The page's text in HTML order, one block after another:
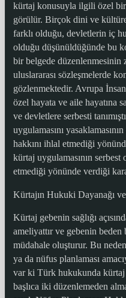
kürtaj konusuyla ilgili özel
görülür. Birçok dini ve
farklı olduğu, devletlerin iç
olduğu düşünüldüğünde bu
bir belgede düzenlenmesinin
uluslararası sözleşmelerde
gözlenmektedir. Avrupa
özel hayata ve aile hayatına
ve devletlere serbesti
uygulamasını
hakkını ihlal etmediği
kürtaj uygulamasının serbest
etmediği yönünde verdiği
Kürtajın Hukuki Dayanağı
Kürtaj gebenin sağlığı
ameliyattır ve gebenin
müdahale oluşturur. Bu
ya da nüfus planlaması
var ki Türk hukukunda kürtaj
başlıca iki düzenlemeden